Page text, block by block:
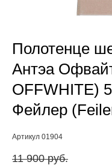
Полотенце
Антэа
OFFWHITE)
Фейлер
Артикул 01904
11 900 pуб.